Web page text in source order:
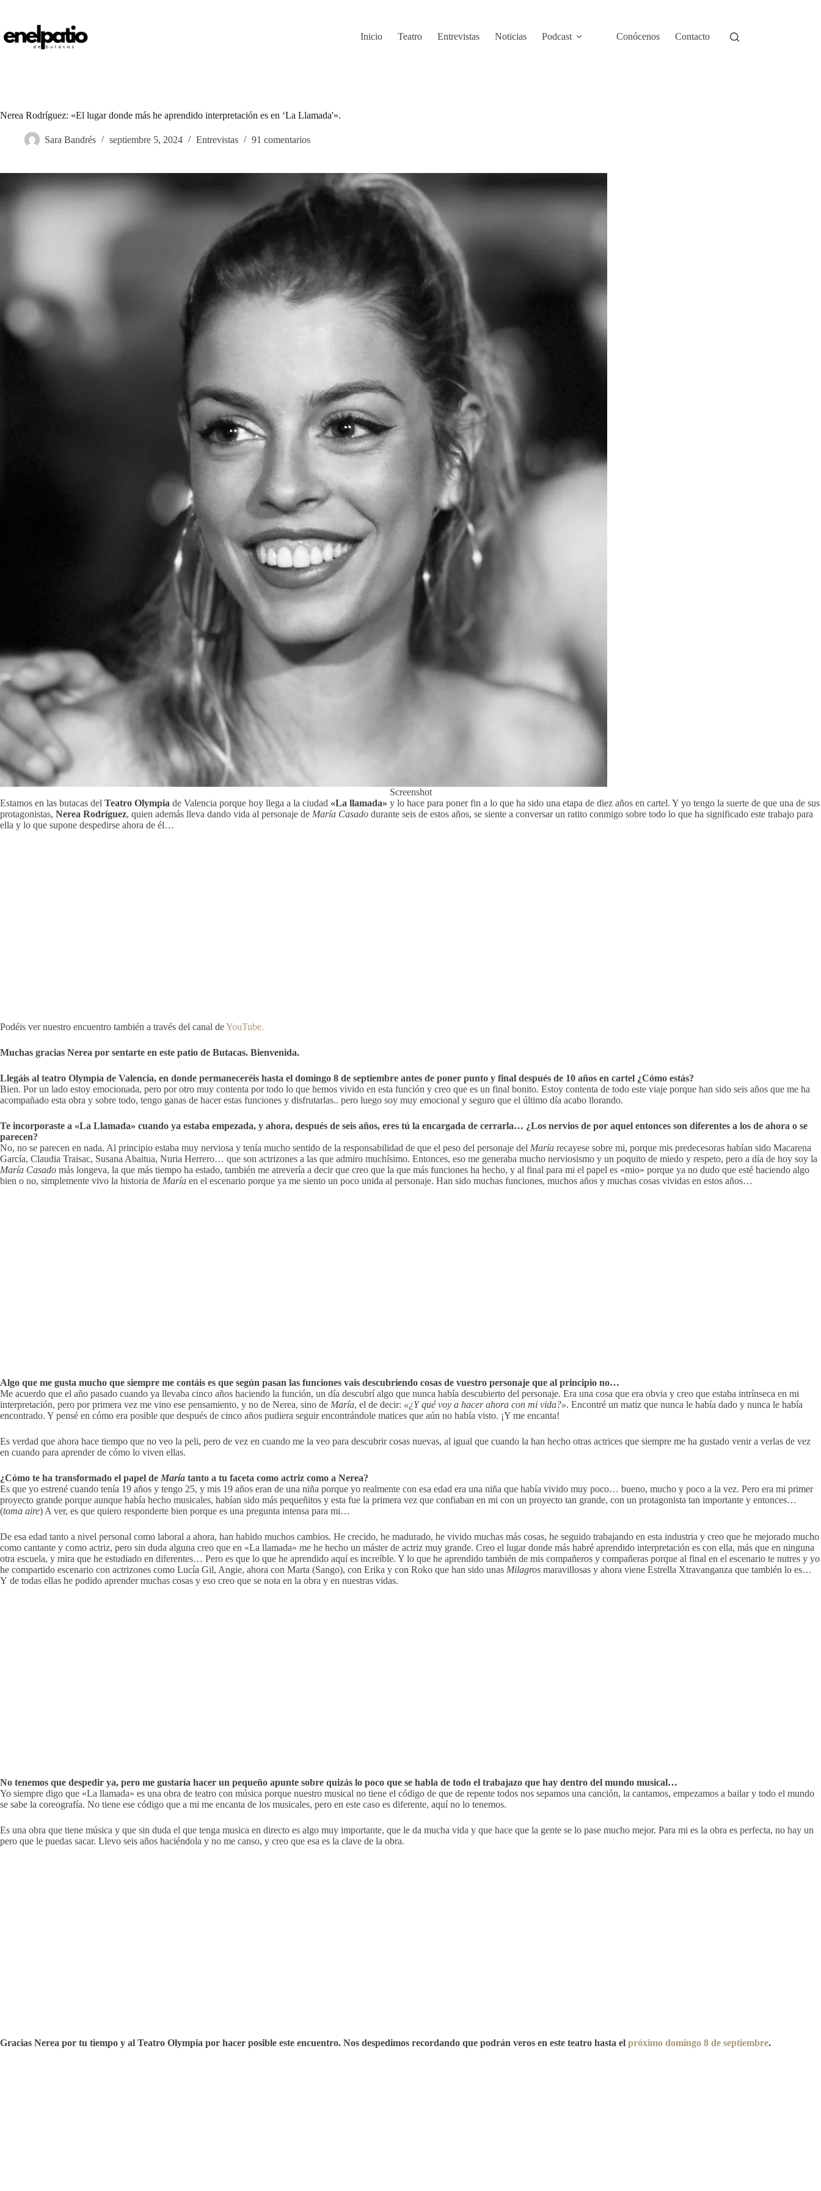
contenido
Inicio
Teatro Entrevistas Noticias Podcast Conócenos Contacto
Nerea Rodríguez: «El lugar donde más he aprendido interpretación es en ‘La Llamada'».
Sara Bandrés septiembre 5, 2024 Entrevistas 91 comentarios
Screenshot
Estamos en las butacas del Teatro Olympia de Valencia porque hoy llega a la ciudad «La llamada» y lo hace para poner fin a lo que ha sido una etapa de diez años en cartel. Y yo tengo la suerte de que una de sus
protagonistas, Nerea Rodríguez, quien además lleva dando vida al personaje de María Casado durante seis de estos años, se siente a conversar un ratito conmigo sobre todo lo que ha significado este trabajo para
ella y lo que supone despedirse ahora de él…
Podéis ver nuestro encuentro también a través del canal deYouTube.
Muchas gracias Nerea por sentarte en este patio de Butacas. Bienvenida.
Llegáis al teatro Olympia de Valencia, en donde permaneceréis hasta el domingo 8 de septiembre antes de poner punto y final después de 10 años en cartel ¿Cómo estás?
Bien. Por un lado estoy emocionada, pero por otro muy contenta por todo lo que hemos vivido en esta función y creo que es un final bonito. Estoy contenta de todo este viaje porque han sido seis años que me ha
acompañado esta obra y sobre todo, tengo ganas de hacer estas funciones y disfrutarlas.. pero luego soy muy emocional y seguro que el último día acabo llorando.
Te incorporaste a «La Llamada» cuando ya estaba empezada, y ahora, después de seis años, eres tú la encargada de cerrarla… ¿Los nervios de por aquel entonces son diferentes a los de ahora o se
parecen?
No, no se parecen en nada. Al principio estaba muy nerviosa y tenía mucho sentido de la responsabilidad de que el peso del personaje del María recayese sobre mi, porque mis predecesoras habían sido Macarena
García, Claudia Traisac, Susana Abaitua, Nuria Herrero… que son actrizones a las que admiro muchísimo. Entonces, eso me generaba mucho nerviosismo y un poquito de miedo y respeto, pero a día de hoy soy la
María Casado más longeva, la que más tiempo ha estado, también me atrevería a decir que creo que la que más funciones ha hecho, y al final para mi el papel es «mio» porque ya no dudo que esté haciendo algo
bien o no, simplemente vivo la historia de María en el escenario porque ya me siento un poco unida al personaje. Han sido muchas funciones, muchos años y muchas cosas vividas en estos años…
Algo que me gusta mucho que siempre me contáis es que según pasan las funciones vais descubriendo cosas de vuestro personaje que al principio no…
Me acuerdo que el año pasado cuando ya llevaba cinco años haciendo la función, un día descubrí algo que nunca había descubierto del personaje. Era una cosa que era obvia y creo que estaba intrínseca en mi
interpretación, pero por primera vez me vino ese pensamiento, y no de Nerea, sino de María, el de decir: «¿Y qué voy a hacer ahora con mi vida?». Encontré un matiz que nunca le había dado y nunca le había
encontrado. Y pensé en cómo era posible que después de cinco años pudiera seguir encontrándole matices que aún no había visto. ¡Y me encanta!
Es verdad que ahora hace tiempo que no veo la peli, pero de vez en cuando me la veo para descubrir cosas nuevas, al igual que cuando la han hecho otras actrices que siempre me ha gustado venir a verlas de vez
en cuando para aprender de cómo lo viven ellas.
¿Cómo te ha transformado el papel de María tanto a tu faceta como actriz como a Nerea?
Es que yo estrené cuando tenía 19 años y tengo 25, y mis 19 años eran de una niña porque yo realmente con esa edad era una niña que había vivido muy poco… bueno, mucho y poco a la vez. Pero era mi primer
proyecto grande porque aunque había hecho musicales, habían sido más pequeñitos y esta fue la primera vez que confiaban en mi con un proyecto tan grande, con un protagonista tan importante y entonces…
(toma aire) A ver, es que quiero responderte bien porque es una pregunta intensa para mi…
De esa edad tanto a nivel personal como laboral a ahora, han habido muchos cambios. He crecido, he madurado, he vivido muchas más cosas, he seguido trabajando en esta industria y creo que he mejorado mucho
como cantante y como actriz, pero sin duda alguna creo que en «La llamada» me he hecho un máster de actriz muy grande. Creo el lugar donde más habré aprendido interpretación es con ella, más que en ninguna
otra escuela, y mira que he estudiado en diferentes… Pero es que lo que he aprendido aquí es increíble. Y lo que he aprendido también de mis compañeros y compañeras porque al final en el escenario te nutres y yo
he compartido escenario con actrizones como Lucía Gil, Angie, ahora con Marta (Sango), con Erika y con Roko que han sido unas Milagros maravillosas y ahora viene Estrella Xtravanganza que también lo es…
Y de todas ellas he podido aprender muchas cosas y eso creo que se nota en la obra y en nuestras vidas.
No tenemos que despedir ya, pero me gustaría hacer un pequeño apunte sobre quizás lo poco que se habla de todo el trabajazo que hay dentro del mundo musical…
Yo siempre digo que «La llamada» es una obra de teatro con música porque nuestro musical no tiene el código de que de repente todos nos sepamos una canción, la cantamos, empezamos a bailar y todo el mundo
se sabe la coreografía. No tiene ese código que a mi me encanta de los musicales, pero en este caso es diferente, aquí no lo tenemos.
Es una obra que tiene música y que sin duda el que tenga musica en directo es algo muy importante, que le da mucha vida y que hace que la gente se lo pase mucho mejor. Para mi es la obra es perfecta, no hay un
pero que le puedas sacar. Llevo seis años haciéndola y no me canso, y creo que esa es la clave de la obra.
Gracias Nerea por tu tiempo y al Teatro Olympia por hacer posible este encuentro. Nos despedimos recordando que podrán veros en este teatro hasta el próximo domingo 8 de septiembre.